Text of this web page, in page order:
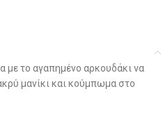
το αγαπημένο αρκουδάκι να
μανίκι και κούμπωμα στο